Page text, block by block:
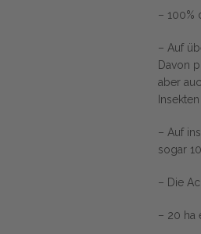
– 100%
– Auf
Davon
aber
– Auf
sogar
– Die
– 20 ha